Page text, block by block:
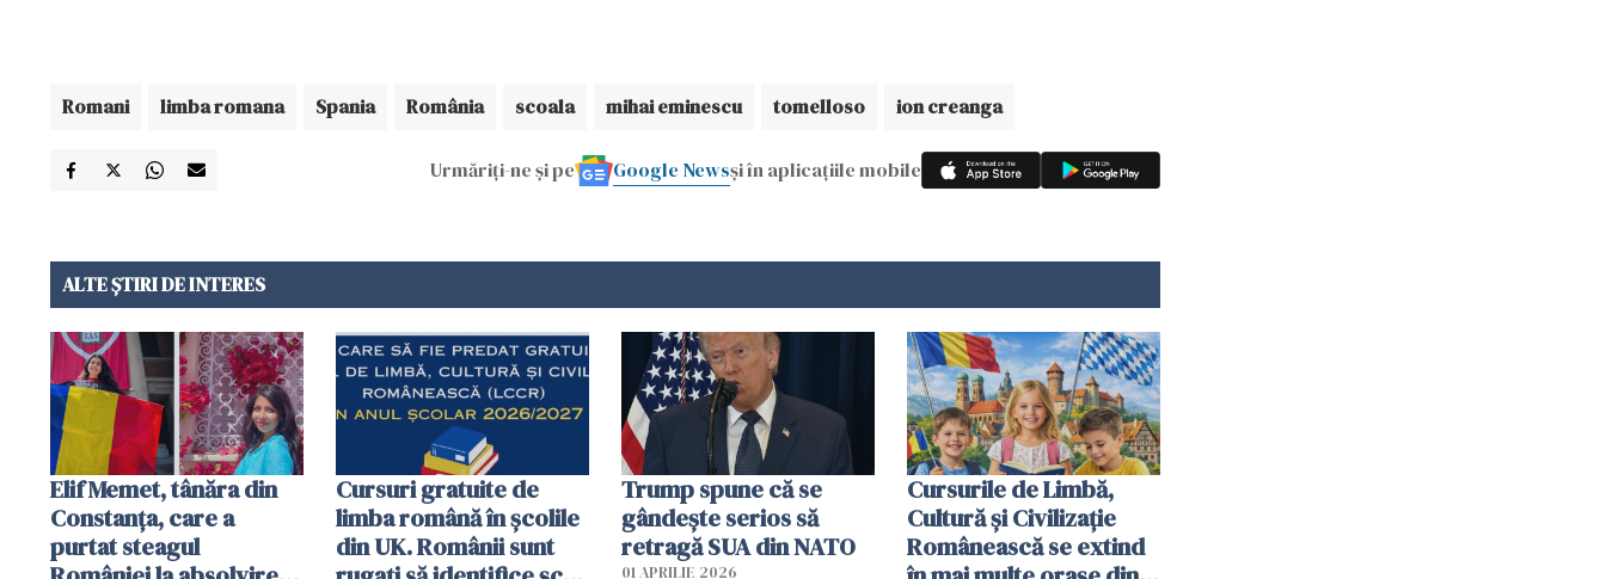
Romani limba romana Spania România scoala mihai eminescu tomelloso ion creanga
Urmăriți-ne și pe Google Newsși în aplicațiile mobile
ALTE ȘTIRI DE INTERES
Elif Memet, tânăra din
Constanța, care a
purtat steagul
Cursuri gratuite de
limba română în școlile
din UK. Românii sunt
Trump spune că se
gândeşte serios să
retragă SUA din NATO
01 APRILIE 2026
Cursurile de Limbă,
Cultură și Civilizație
Românească se extind